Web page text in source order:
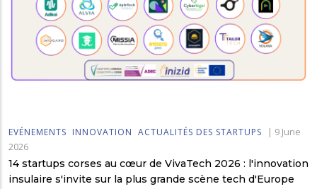
EVÉNEMENTS INNOVATION ACTUALITÉS DES STARTUPS | 9 June
2026
14 startups corses au cœur de VivaTech 2026 : l'innovation
insulaire s'invite sur la plus grande scène tech d'Europe